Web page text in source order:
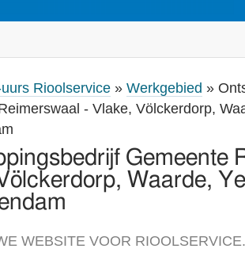
Rioolservice » Werkgebied »
- Vlake, Völckerdorp,
Gemeente
Waarde,
WEBSITE VOOR